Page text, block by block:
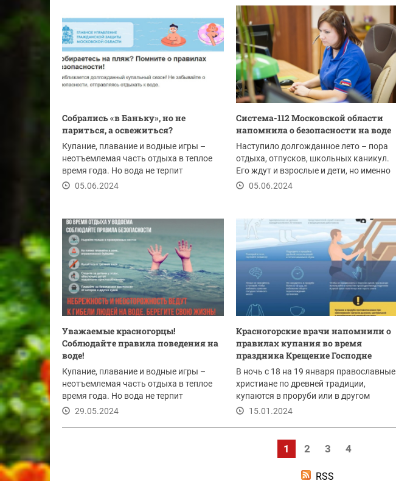
Собрались «в Баньку», но не
париться, а освежиться?
Купание, плавание и водные игры –
неотъемлемая часть отдыха в теплое
время года. Но вода не терпит
легкомысленного...
05.06.2024
Система-112 Московской области
напомнила о безопасности на воде
Наступило долгожданное лето – пора
отдыха, отпусков, школьных каникул.
Его ждут и взрослые и дети, но именно
летом...
05.06.2024
Уважаемые красногорцы!
Соблюдайте правила поведения на
воде!
Купание, плавание и водные игры –
неотъемлемая часть отдыха в теплое
время года. Но вода не терпит
легкомысленного...
29.05.2024
Красногорские врачи напомнили о
правилах купания во время
праздника Крещение Господне
В ночь с 18 на 19 января православные
христиане по древней традиции,
купаются в проруби или в другом
водоеме.
15.01.2024
1 2 3 4
RSS